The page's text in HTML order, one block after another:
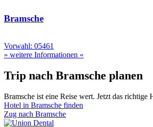
Bramsche
Vorwahl: 05461
» weitere Informationen «
Trip nach Bramsche planen
Bramsche ist eine Reise wert. Jetzt das richtige
Hotel in Bramsche finden
Zug nach Bramsche